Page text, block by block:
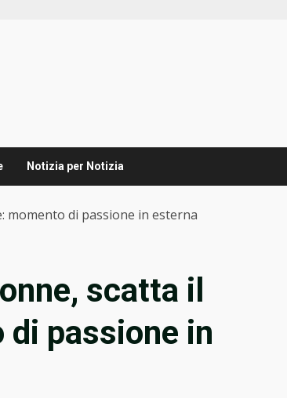
Notizia per Notizia
momento di passione in esterna
scatta il
di passione in